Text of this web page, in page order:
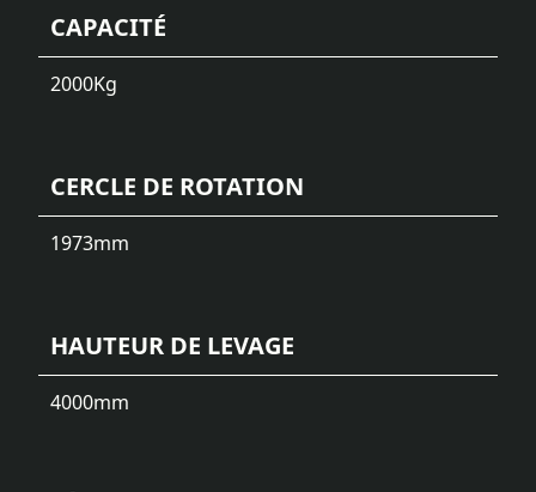
CAPACITÉ
2000Kg
CERCLE DE ROTATION
1973mm
HAUTEUR DE LEVAGE
4000mm